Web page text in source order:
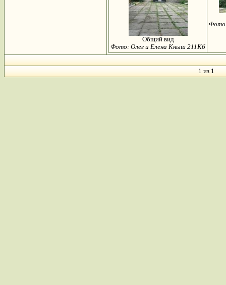
Общий вид
Фото: Олег и Елена Кныш 211Кб
1 из 1